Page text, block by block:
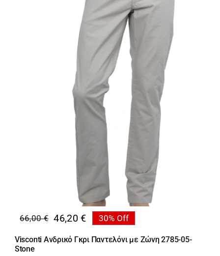
66,00€
Original
price
was:
46,20 €
Η
τρέχουσα
τιμή
30% Off
Visconti Ανδρικό Γκρι Παντελόνι με Ζώνη 2785-05-
Stone